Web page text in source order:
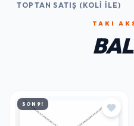
TOPTAN SATIŞ (KOLI İLE)
TAKI
SON 9!